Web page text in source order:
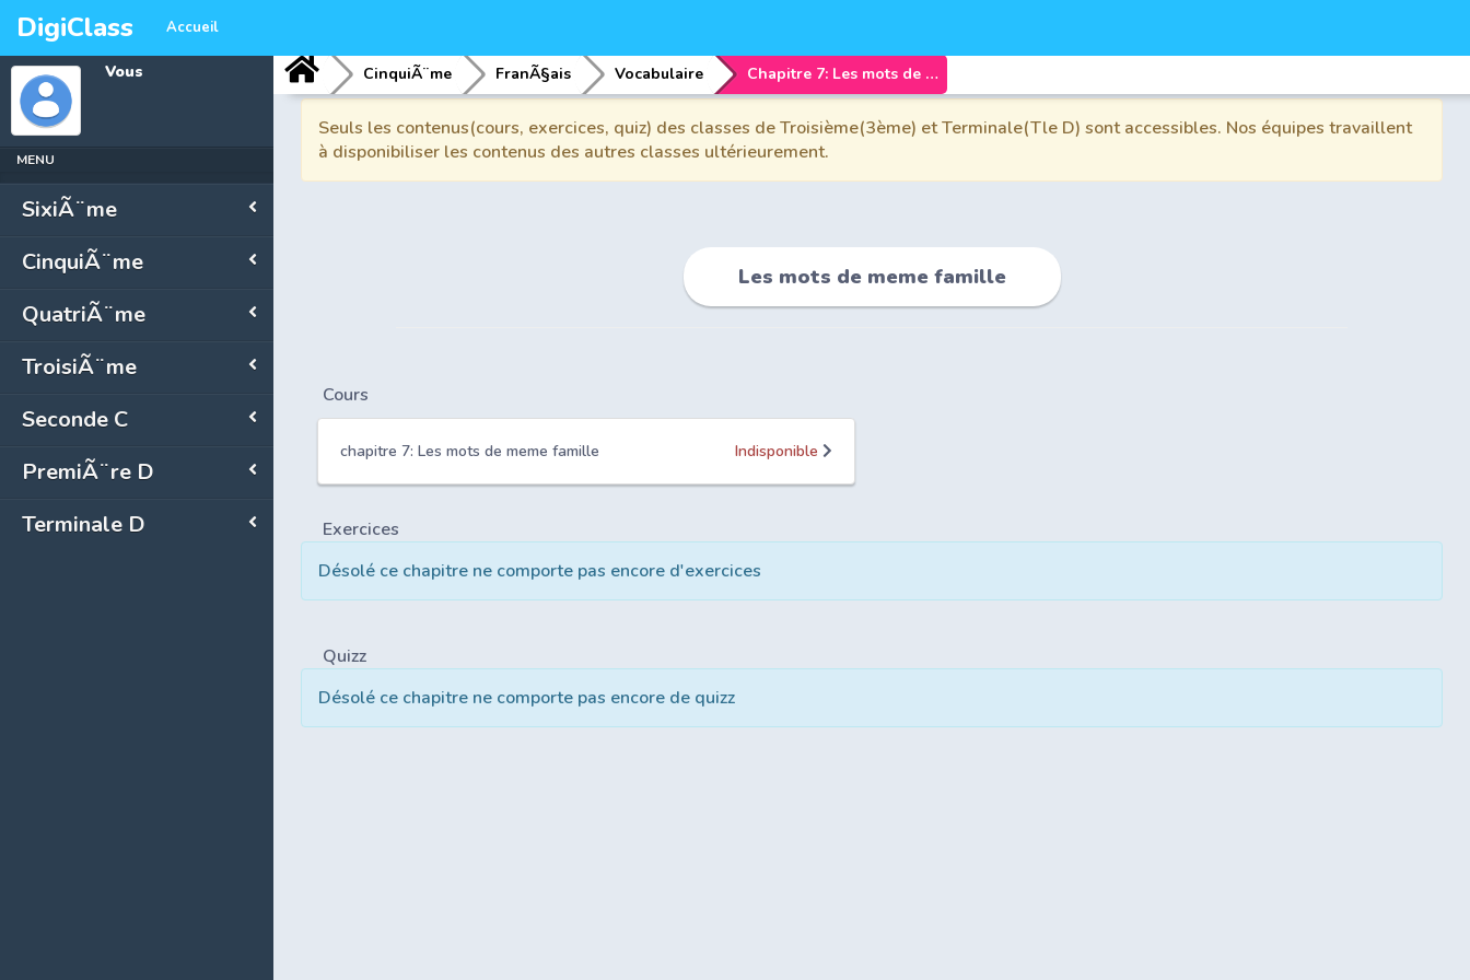
DigiClass Accueil
Vous
MENU
SixiÃ¨me
CinquiÃ¨me
QuatriÃ¨me
TroisiÃ¨me
Seconde C
PremiÃ¨re D
Terminale D
CinquiÃ¨me FranÃ§ais Vocabulaire Chapitre 7: Les mots de meme famille
Seuls les contenus(cours, exercices, quiz) des classes de Troisième(3ème) et Terminale(Tle D) sont accessibles. Nos équipes travaillent
à disponibiliser les contenus des autres classes ultérieurement.
Les mots de meme famille
Cours
chapitre 7: Les mots de meme famille Indisponible
Exercices
Désolé ce chapitre ne comporte pas encore d'exercices
Quizz
Désolé ce chapitre ne comporte pas encore de quizz